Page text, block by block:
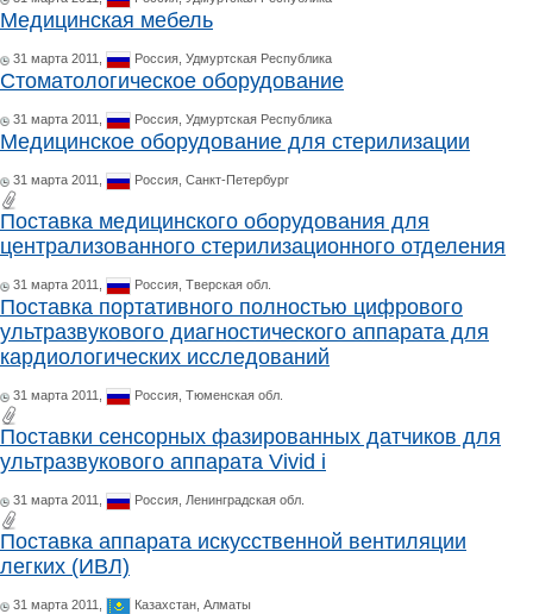
Медицинская мебель
31 марта 2011, Россия, Удмуртская Республика
Стоматологическое оборудование
31 марта 2011, Россия, Удмуртская Республика
Медицинское оборудование для стерилизации
31 марта 2011, Россия, Санкт-Петербург
Поставка медицинского оборудования для
централизованного стерилизационного отделения
31 марта 2011, Россия, Тверская обл.
Поставка портативного полностью цифрового
ультразвукового диагностического аппарата для
кардиологических исследований
31 марта 2011, Россия, Тюменская обл.
Поставки сенсорных фазированных датчиков для
ультразвукового аппарата Vivid i
31 марта 2011, Россия, Ленинградская обл.
Поставка аппарата искусственной вентиляции
легких (ИВЛ)
31 марта 2011, Казахстан, Алматы